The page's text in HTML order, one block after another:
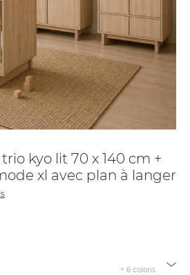
kyo lit 70 x 140 cm +
xl avec plan à langer
+ 6 coloris